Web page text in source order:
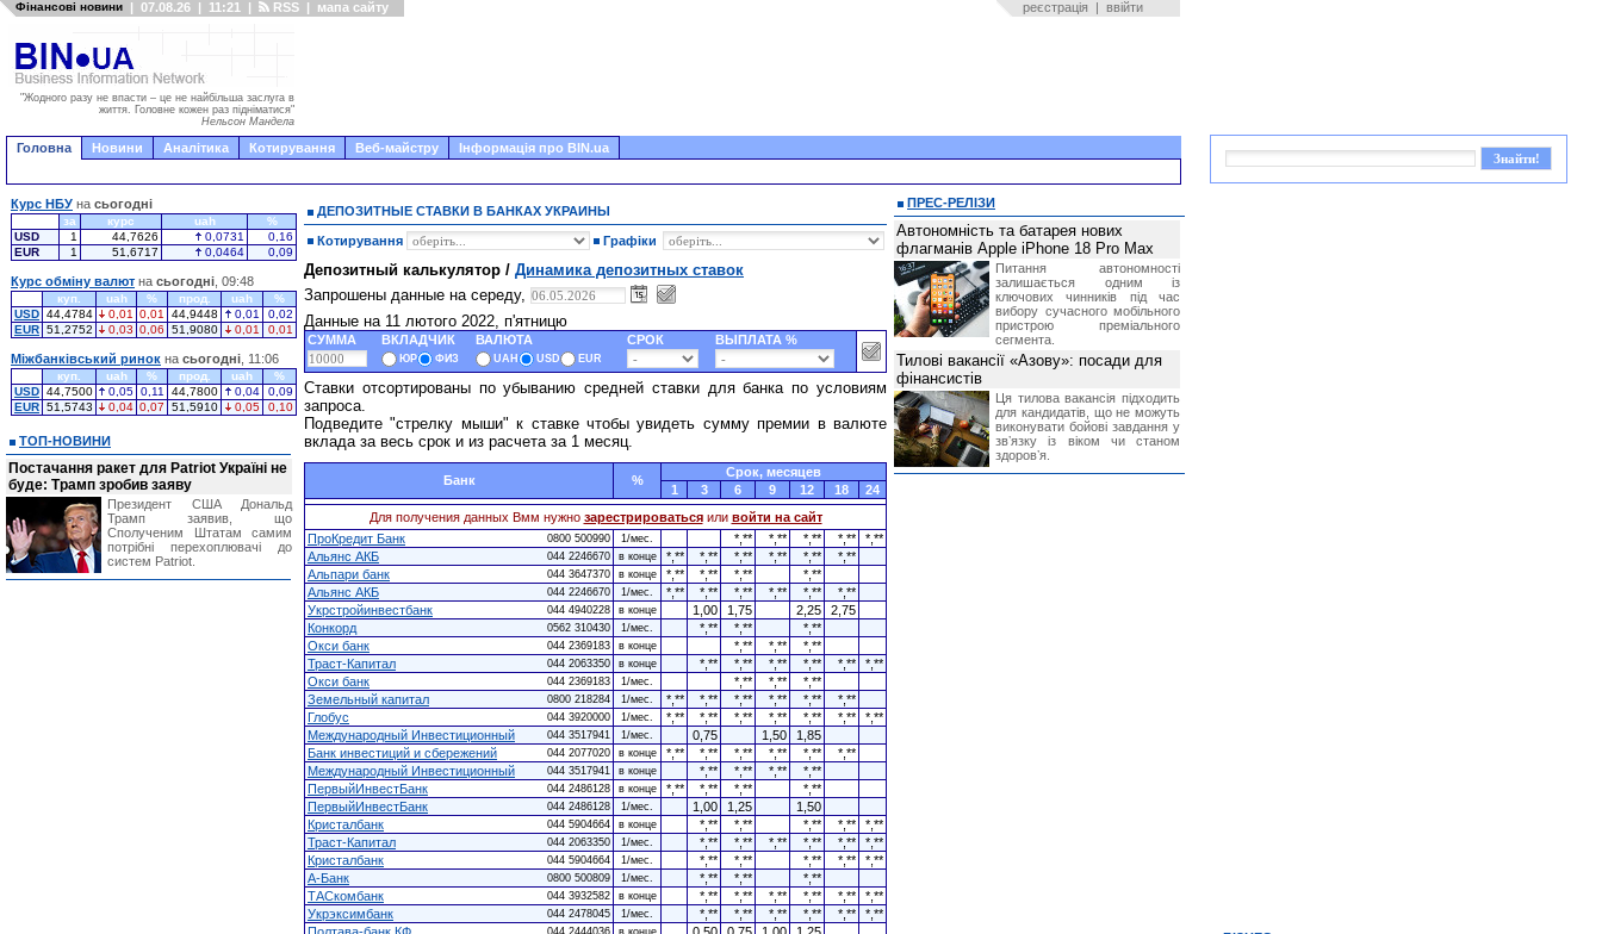
Фінансові новини | 07.08.26 | 11:21 | RSS | мапа сайту реєстрація | ввійти
"Жодного разу не впасти – це не найбільша заслуга в
життя. Головне кожен раз підніматися"
Нельсон Мандела
Головна Новини Аналітика Котирування Веб-майстру Інформація про BIN.ua
ДЕПОЗИТНЫЕ СТАВКИ В БАНКАХ УКРАИНЫ
Котирування Графіки
Депозитный калькулятор / Динамика депозитных ставок
Запрошены данные на середу,
Данные на 11 лютого 2022, п'ятницю
СУММА ВКЛАДЧИК ВАЛЮТА СРОК ВЫПЛАТА %
ЮР ФИЗ UAH USD EUR
Ставки отсортированы по убыванию средней ставки для банка по условиям
запроса.
Подведите "стрелку мыши" к ставке чтобы увидеть сумму премии в валюте
вклада за весь срок и из расчета за 1 месяц.
Банк %
Cрок, месяцев
1
3 6 9 12 18
24
Для получения данных Вмм нужно зарестрироватьсяили войти на сайт
ПроКредит Банк
0800 500990 1/мес. *,** *,** *,** *,**
*,**
Альянс АКБ
044 2246670 в конце *,** *,** *,** *,** *,**
*,**
Альпари банк
044 3647370 в конце *,** *,** *,**
*,**
Альянс АКБ
044 2246670 1/мес. *,** *,** *,** *,** *,**
*,**
Укрстройинвестбанк
044 4940228 в конце 1,00 1,75 2,25
2,75
Конкорд
0562 310430 1/мес. *,** *,**
*,**
Окси банк
044 2369183 в конце *,** *,**
*,**
Траст-Капитал
044 2063350 в конце *,** *,** *,** *,** *,**
*,**
Окси банк
044 2369183 1/мес. *,** *,**
*,**
Земельный капитал
0800 218284 1/мес. *,** *,** *,** *,** *,**
*,**
Глобус
044 3920000 1/мес. *,** *,** *,** *,** *,** *,**
*,**
Международный Инвестиционный
044 3517941 1/мес. 0,75 1,50
1,85
Банк инвестиций и сбережений
044 2077020 в конце *,** *,** *,** *,** *,**
*,**
Международный Инвестиционный
044 3517941 в конце *,** *,** *,**
*,**
ПервыйИнвестБанк
044 2486128 в конце *,** *,** *,**
*,**
ПервыйИнвестБанк
044 2486128 1/мес. 1,00 1,25
1,50
Кристалбанк
044 5904664 в конце *,** *,** *,** *,**
*,**
Траст-Капитал
044 2063350 1/мес. *,** *,** *,** *,** *,**
*,**
Кристалбанк
044 5904664 1/мес. *,** *,** *,** *,**
*,**
А-Банк
0800 500809 1/мес. *,** *,**
*,**
ТАСкомбанк
044 3932582 в конце *,** *,** *,** *,** *,**
*,**
Укрэксимбанк
044 2478045 1/мес. *,** *,** *,** *,** *,**
*,**
044 2444036 в конце
Курс НБУ на сьогодні
за курс uah
%
USD
1 44,7626 0,0731
0,16
EUR
1 51,6717 0,0464 0,09
Курс обміну валют на сьогодні , 09:48
куп. uah % прод. uah
%
USD 44,4784 0,01 0,01 44,9448 0,01
0,02
EUR 51,2752 0,03 0,06 51,9080 0,01 0,01
Міжбанківський ринок на сьогодні , 11:06
куп. uah % прод. uah
%
USD 44,7500 0,05 0,11 44,7800 0,04
0,09
EUR 51,5743 0,04 0,07 51,5910 0,05 0,10
ТОП-НОВИНИ
Постачання ракет для Patriot Україні не
буде: Трамп зробив заяву
Президент США Дональд
Трамп заявив, що
Сполученим Штатам самим
потрібні перехоплювачі до
систем Patriot.
ПРЕС-РЕЛІЗИ
Автономність та батарея нових
флагманів Apple iPhone 18 Pro Max
Питання автономності
залишається одним із
ключових чинників під час
вибору сучасного мобільного
пристрою преміального
сегмента.
Тилові вакансії «Азову»: посади для
фінансистів
Ця тилова вакансія підходить
для кандидатів, що не можуть
виконувати бойові завдання у
звʼязку із віком чи станом
здоровʼя.